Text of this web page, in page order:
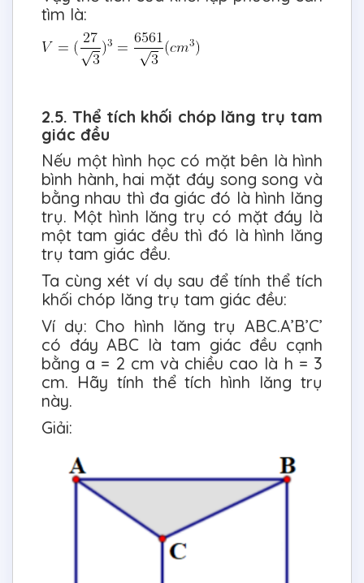
tìm là:
2.5. Thể tích khối chóp lăng trụ tam
giác đều
Nếu một hình học có mặt bên là hình
bình hành, hai mặt đáy song song và
bằng nhau thì đa giác đó là hình lăng
trụ. Một hình lăng trụ có mặt đáy là
một tam giác đều thì đó là hình lăng
trụ tam giác đều.
Ta cùng xét ví dụ sau để tính thể tích
khối chóp lăng trụ tam giác đều:
Ví dụ: Cho hình lăng trụ ABC.A’B’C’
có đáy ABC là tam giác đều cạnh
bằng a = 2 cm và chiều cao là h = 3
cm. Hãy tính thể tích hình lăng trụ
này.
Giải: